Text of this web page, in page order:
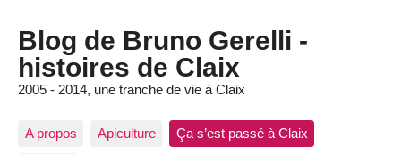
Blog de Bruno Gerelli -
histoires de Claix
2005 - 2014, une tranche de vie à Claix
A propos Apiculture Ça s’est passé à Claix